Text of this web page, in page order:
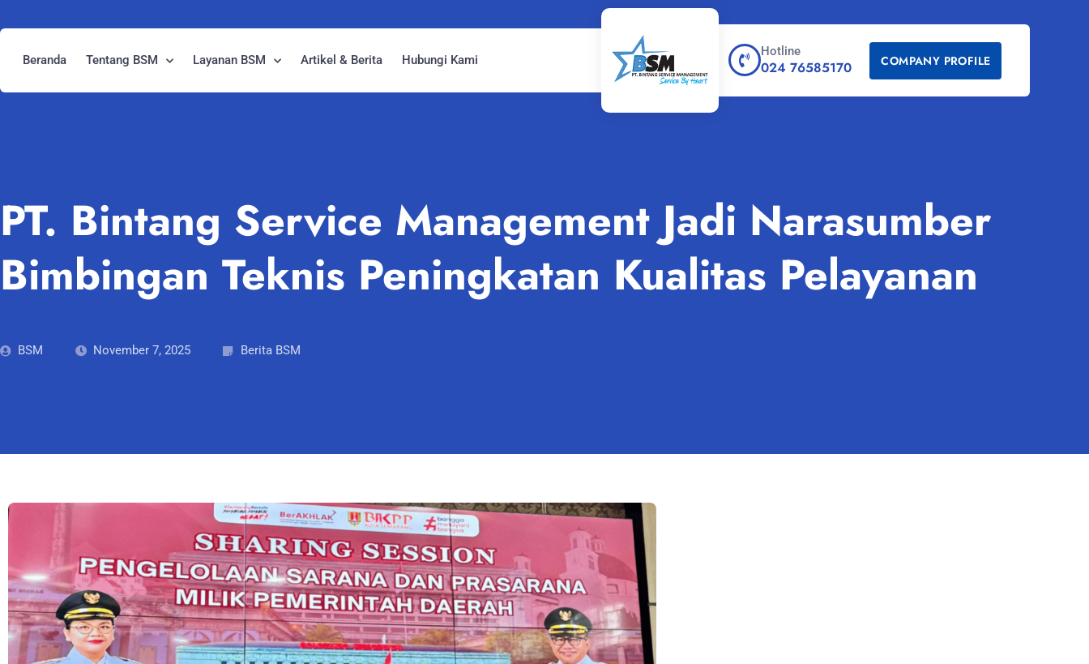
Beranda Tentang BSM Layanan BSM Artikel & Berita Hubungi Kami
Hotline
024 76585170 COMPANY PROFILE
PT. Bintang Service Management Jadi Narasumber
Bimbingan Teknis Peningkatan Kualitas Pelayanan
BSM November 7, 2025 Berita BSM